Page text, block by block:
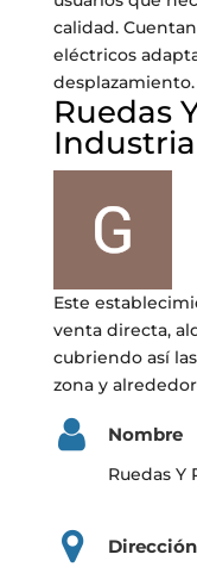
calidad.
eléctricos
desplazamiento.
Ruedas
Este
venta directa,
cubriendo así
zona y
Nombre
Ruedas Y
Dirección